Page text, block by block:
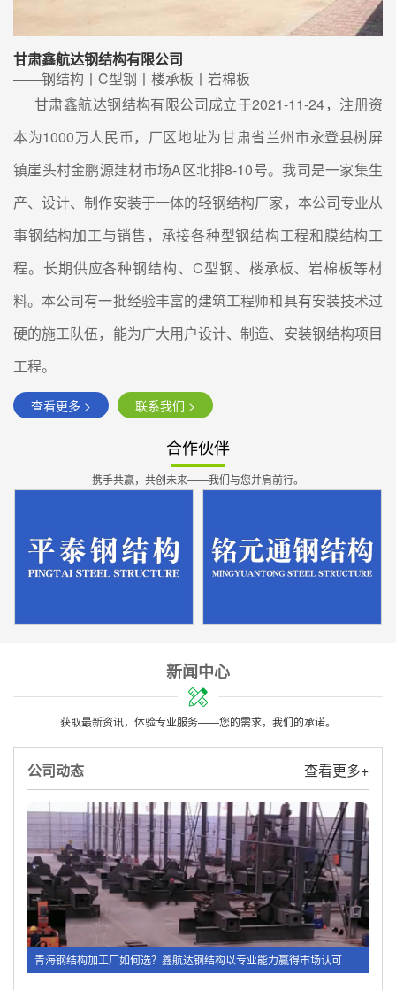
甘肃鑫航达钢结构有限公司
——钢结构丨C型钢丨楼承板丨岩棉板
甘肃鑫航达钢结构有限公司成立于2021-11-24，注册资
本为1000万人民币，厂区地址为甘肃省兰州市永登县树屏
镇崖头村金鹏源建材市场A区北排8-10号。我司是一家集生
产、设计、制作安装于一体的轻钢结构厂家，本公司专业从
事钢结构加工与销售，承接各种型钢结构工程和膜结构工
程。长期供应各种钢结构、C型钢、楼承板、岩棉板等材
料。本公司有一批经验丰富的建筑工程师和具有安装技术过
硬的施工队伍，能为广大用户设计、制造、安装钢结构项目
工程。
查看更多 > 联系我们 >
合作伙伴
携手共赢，共创未来——我们与您并肩前行。
新闻中心
获取最新资讯，体验专业服务——您的需求，我们的承诺。
公司动态 查看更多+
青海钢结构加工厂如何选？鑫航达钢结构以专业能力赢得市场认可